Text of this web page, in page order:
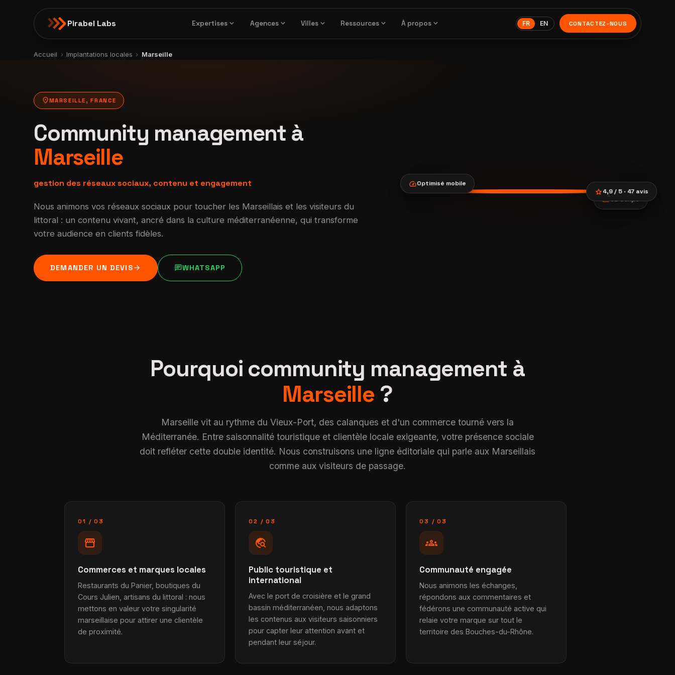
Pirabel Labs Expertises expand_more Agencesexpand_more Villesexpand_more Ressourcesexpand_more À propos expand_more FR EN CONTACTEZ-NOUS
Accueil › Implantations locales › Marseille
location_onMARSEILLE, FRANCE
Community management à
Marseille
gestion des réseaux sociaux, contenu et engagement
Nous animons vos réseaux sociaux pour toucher les Marseillais et les visiteurs du
littoral : un contenu vivant, ancré dans la culture méditerranéenne, qui transforme
votre audience en clients fidèles.
DEMANDER UN DEVISarrow_forward chatWHATSAPP
paymentsCB Stripe
speedOptimisé mobile
star4,9 / 5 · 47 avis
Pourquoi community management à
Marseille ?
Marseille vit au rythme du Vieux-Port, des calanques et d'un commerce tourné vers la
Méditerranée. Entre saisonnalité touristique et clientèle locale exigeante, votre présence sociale
doit refléter cette double identité. Nous construisons une ligne éditoriale qui parle aux Marseillais
comme aux visiteurs de passage.
01 / 03
storefront
Commerces et marques locales
Restaurants du Panier, boutiques du
Cours Julien, artisans du littoral : nous
mettons en valeur votre singularité
marseillaise pour attirer une clientèle
de proximité.
02 / 03
travel_explore
Public touristique et
international
Avec le port de croisière et le grand
bassin méditerranéen, nous adaptons
les contenus aux visiteurs saisonniers
pour capter leur attention avant et
pendant leur séjour.
03 / 03
groups
Communauté engagée
Nous animons les échanges,
répondons aux commentaires et
fédérons une communauté active qui
relaie votre marque sur tout le
territoire des Bouches-du-Rhône.